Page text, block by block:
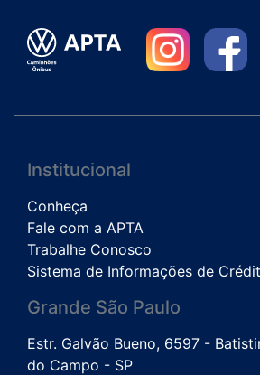
Institucional
Conheça
Fale com a APTA
Trabalhe Conosco
Sistema de Informações de
Grande São Paulo
Estr. Galvão Bueno, 6597 -
do Campo - SP